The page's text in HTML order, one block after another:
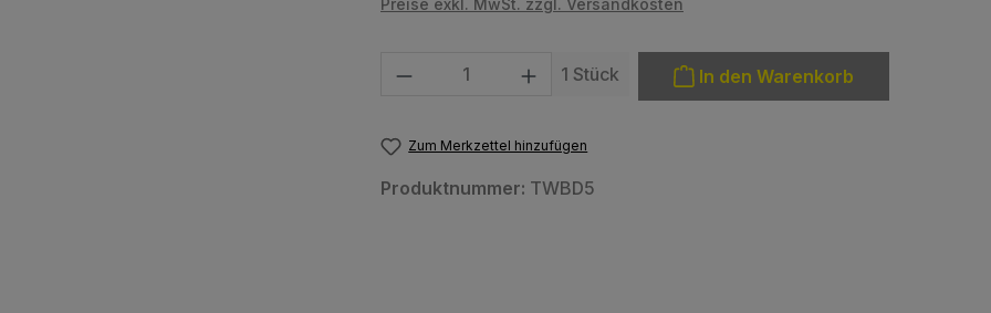
Preise exkl. MwSt. zzgl. Versandkosten
Produkt Anzahl: Gib den gewünschten Wert ein oder benutze die
1 Stück In den Warenkorb
Zum Merkzettel hinzufügen
Produktnummer: TWBD5